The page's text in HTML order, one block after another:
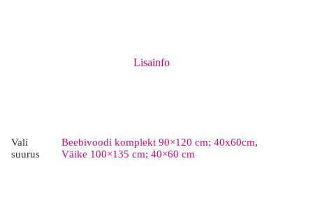
Lisainfo
Vali
suurus
Beebivoodi komplekt 90×120 cm; 40x60cm,
Väike 100×135 cm; 40×60 cm